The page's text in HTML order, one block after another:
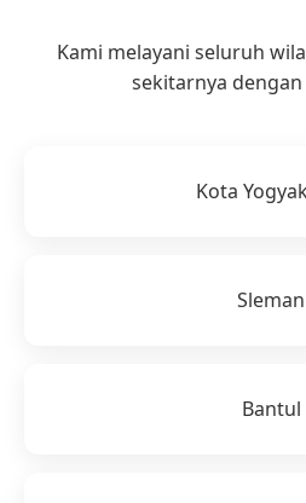
Kami melayani seluruh
sekitarnya
Kota
Sleman
Bantul